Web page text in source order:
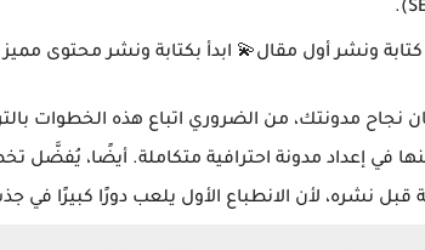
كتابة ونشر أول مقال💫 ابدأ بكتابة ونشر محتوى
نجاح مدونتك، من الضروري اتباع هذه الخطوات
في إعداد مدونة احترافية متكاملة. أيضًا، يُفضَّل
قبل نشره، لأن الانطباع الأول يلعب دورًا كبيرًا في